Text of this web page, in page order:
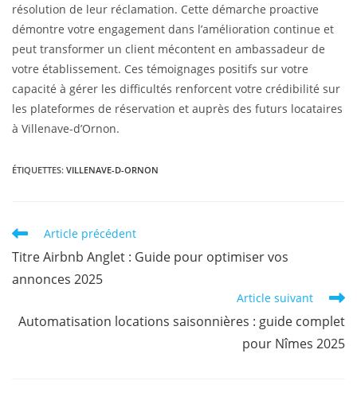
résolution de leur réclamation. Cette démarche proactive
démontre votre engagement dans l’amélioration continue et
peut transformer un client mécontent en ambassadeur de
votre établissement. Ces témoignages positifs sur votre
capacité à gérer les difficultés renforcent votre crédibilité sur
les plateformes de réservation et auprès des futurs locataires
à Villenave-d’Ornon.
ÉTIQUETTES: VILLENAVE-D-ORNON
Article précédent
Titre Airbnb Anglet : Guide pour optimiser vos
annonces 2025
Article suivant
Automatisation locations saisonnières : guide complet
pour Nîmes 2025